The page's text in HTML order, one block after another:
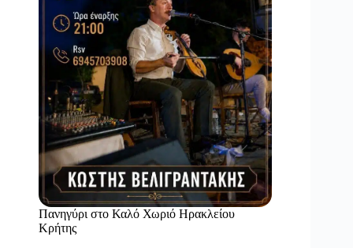
Πανηγύρι στο Καλό Χωριό Ηρακλείου
Κρήτης